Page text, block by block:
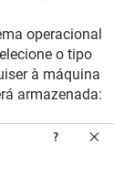
operacional
o tipo
à máquina
armazenada: